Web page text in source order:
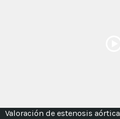
Valoración de estenosis aórtica